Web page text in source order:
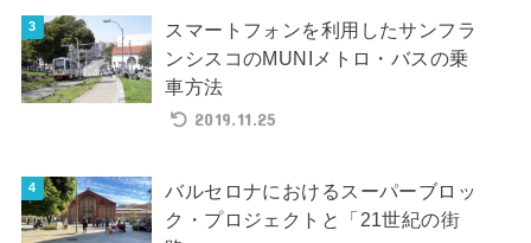
スマートフォンを利用したサンフラ
ンシスコのMUNIメトロ・バスの乗
車方法
2019.11.25
バルセロナにおけるスーパーブロッ
ク・プロジェクトと「21世紀の街